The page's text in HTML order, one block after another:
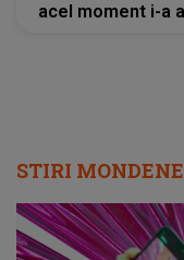
acel moment i-a
STIRI MONDENE